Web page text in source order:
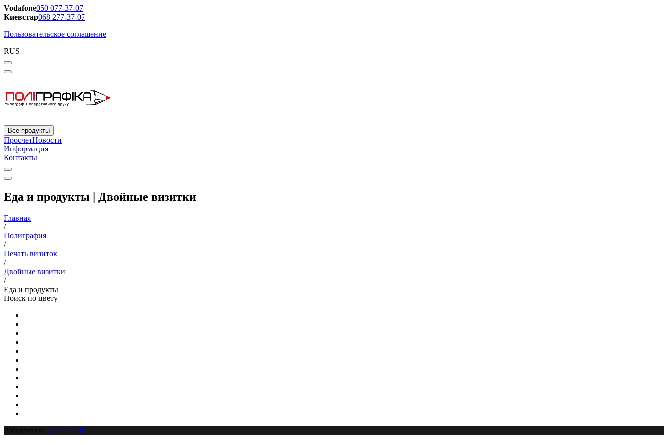
Vodafone050 077-37-07
Киевстар068 277-37-07
Пользовательское соглашение
RUS
Все продукты
ПросчетНовости
Информация
Контакты
Еда и продукты | Двойные визитки
Главная
/
Полиграфия
/
Печать визиток
/
Двойные визитки
/
Еда и продукты
Поиск по цвету
Работает на VentumPrint